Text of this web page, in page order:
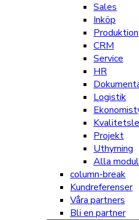
Sales
Inköp
Produktion
CRM
Service
HR
Logistik
Projekt
Uthyrning
Alla
column-break
Kundreferenser
Våra partners
Bli en partner